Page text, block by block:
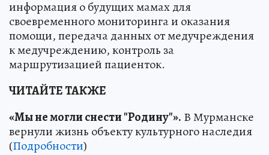
информация о будущих мамах для
своевременного мониторинга и оказания
помощи, передача данных от медучреждения
к медучреждению, контроль за
маршрутизацией пациенток.
ЧИТАЙТЕ ТАКЖЕ
«Мы не могли снести "Родину"». В Мурманске
вернули жизнь объекту культурного наследия
(Подробности)